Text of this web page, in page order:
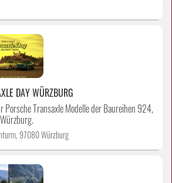
DAY WÜRZBURG
Transaxle Modelle der Baureihen 924,
97080 Würzburg